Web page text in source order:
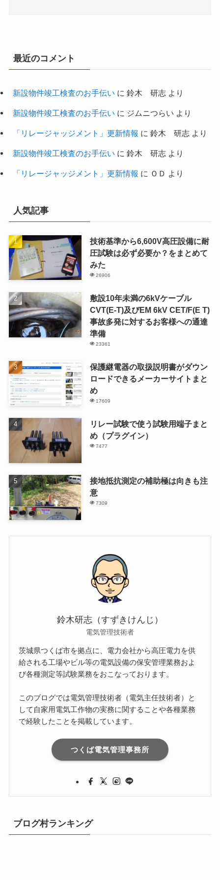
最近のコメント
新設物件竣工検査のお手伝い に 鈴木 研志より
新設物件竣工検査のお手伝い に ジムニつらい より
「リレージャッジメント」更新情報 に 鈴木 研志より
新設物件竣工検査のお手伝い に 鈴木 研志より
「リレージャッジメント」更新情報 に ＯＤ より
人気記事
技術基準から6,600V高圧設備に耐
圧試験は必ず必要か？をまとめて
みた
26906
敷設10年未満の6kVケーブル
CVT(E-T)及びEM 6kV CET/F(E T)
事故多発に対するお客様への通達
準備
23361
保護継電器の取扱説明書がダウン
ロードできるメーカーサイトまと
め
17609
リレー試験で使う試験用端子まと
め（プラグイン）
7477
接地抵抗測定の補助極は向きも注
意
7309
鈴木研志（すずきけんじ）
電気管理技術者
茨城県つくば市を拠点に、電力会社から高圧電力を供
給される工場やビル等の電気設備の保安管理業務およ
び各種測定等試験業務をおこなっております。
このブログでは電気管理技術者（電気主任技術者）と
して自家用電気工作物の実務に関することや各種業務
で経験したことを掲載しています。
つくば電気管理事務所
ブログ村ランキング